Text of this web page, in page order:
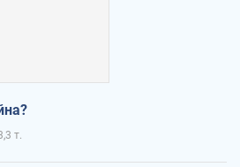
т.